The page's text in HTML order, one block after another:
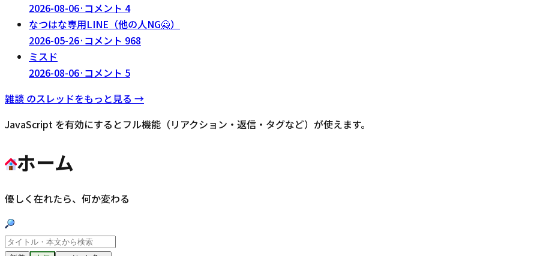
2026-08-06· コメント 4
なつはな専用LINE（他の人NG🙅）
2026-05-26· コメント 968
ミスド
2026-08-06· コメント 5
雑談 のスレッドをもっと見る →
JavaScript を有効にするとフル機能（リアクション・返信・タグなど）が使えます。
ホーム
優しく在れたら、何か変わる